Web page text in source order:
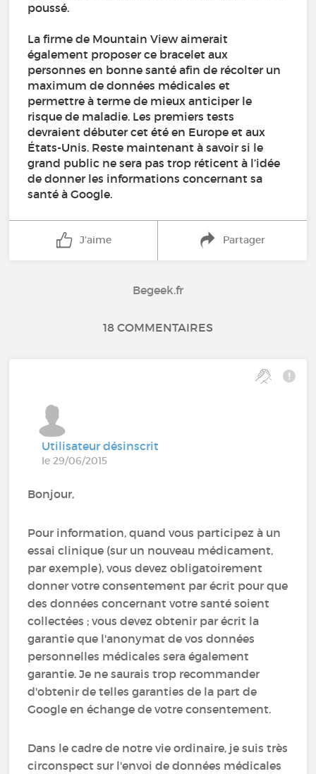
poussé.
La firme de Mountain View aimerait
également proposer ce bracelet aux
personnes en bonne santé afin de récolter un
maximum de données médicales et
permettre à terme de mieux anticiper le
risque de maladie. Les premiers tests
devraient débuter cet été en Europe et aux
États-Unis. Reste maintenant à savoir si le
grand public ne sera pas trop réticent à l’idée
de donner les informations concernant sa
santé à Google.
J'aime Partager
Begeek.fr
18 COMMENTAIRES
Utilisateur désinscrit
le 29/06/2015
Bonjour,
Pour information, quand vous participez à un
essai clinique (sur un nouveau médicament,
par exemple), vous devez obligatoirement
donner votre consentement par écrit pour que
des données concernant votre santé soient
collectées ; vous devez obtenir par écrit la
garantie que l'anonymat de vos données
personnelles médicales sera également
garantie. Je ne saurais trop recommander
d'obtenir de telles garanties de la part de
Google en échange de votre consentement.
Dans le cadre de notre vie ordinaire, je suis très
circonspect sur l'envoi de données médicales